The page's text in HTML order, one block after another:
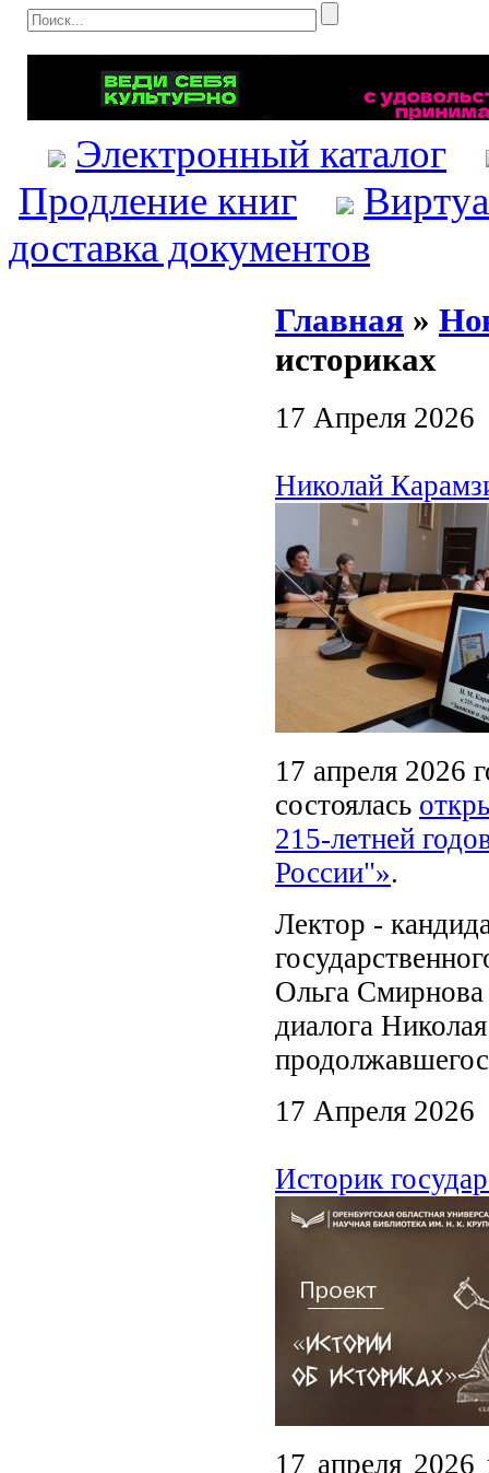
Электронный каталог
Продление книг
доставка документов
Главная »
историках
17 Апреля 2026
Николай
17 апреля 2026
состоялась
215-летней
России"».
Лектор -
Ольга Смирнова
диалога
17 Апреля 2026
Историк
17 апреля